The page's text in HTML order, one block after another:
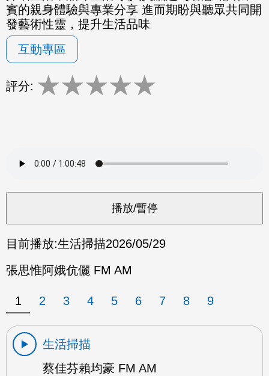
賓的親身體驗與專業分享 進而期盼與聽眾共同開
發藝術性靈，提升生活品味
互動專區
評分: ★★★★★
目前播放:生活掃描2026/05/29
張思惟阿娥伉儷 FM AM
1 2 3 4 5 6 7 8 9
生活掃描
蔡佳芬賴均豪 FM AM